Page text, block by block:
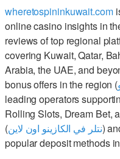
wheretospininkuwait.com
online casino insights in
reviews of top regional
covering Kuwait, Qatar,
Arabia, the UAE, and
bonus offers in the region (
leading operators
Rolling Slots, Dream Bet,
(نتلر في الكازينو اون لاين)
popular deposit methods